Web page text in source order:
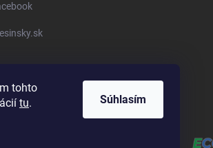
tohto
tu. Súhlasím